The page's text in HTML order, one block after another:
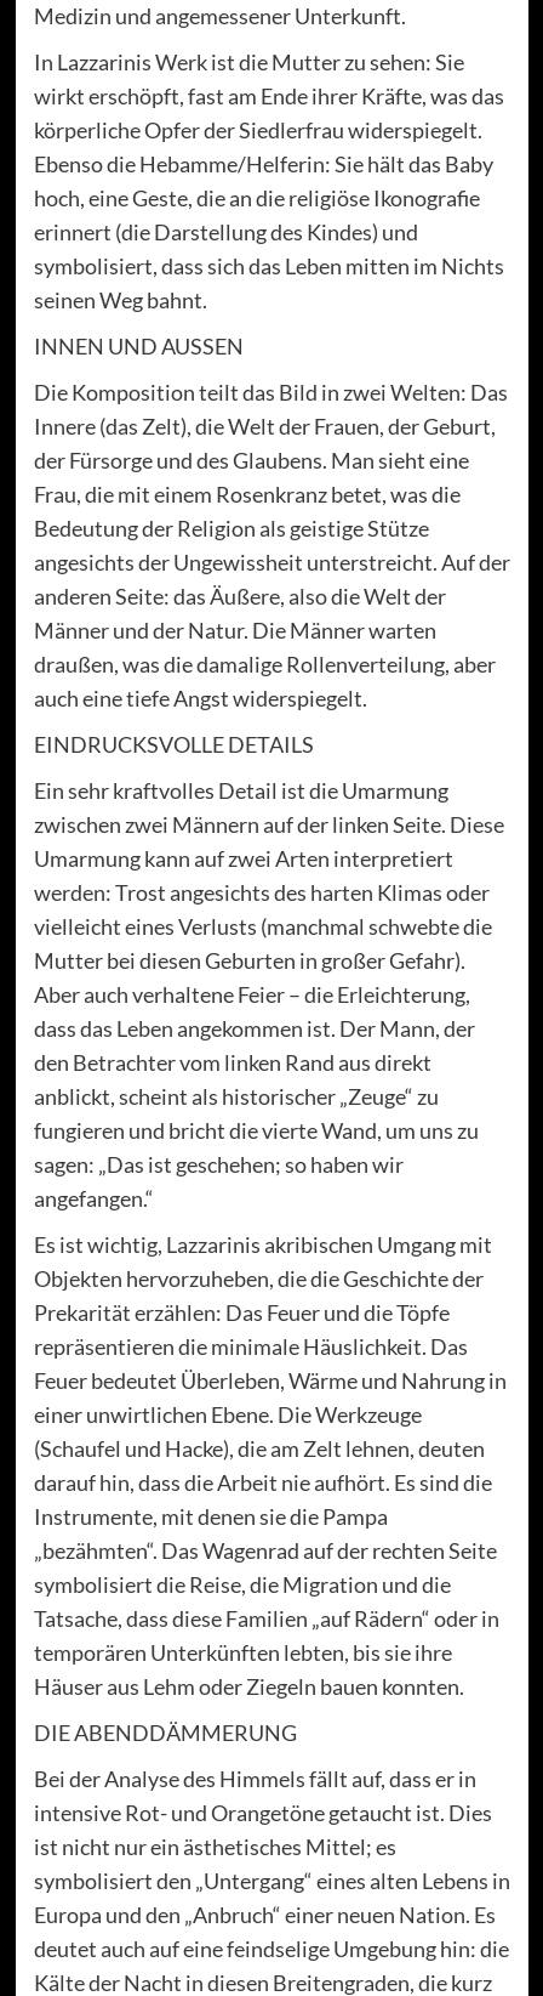
Medizin und angemessener Unterkunft.
In Lazzarinis Werk ist die Mutter zu sehen: Sie
wirkt erschöpft, fast am Ende ihrer Kräfte, was das
körperliche Opfer der Siedlerfrau widerspiegelt.
Ebenso die Hebamme/Helferin: Sie hält das Baby
hoch, eine Geste, die an die religiöse Ikonografie
erinnert (die Darstellung des Kindes) und
symbolisiert, dass sich das Leben mitten im Nichts
seinen Weg bahnt.
INNEN UND AUSSEN
Die Komposition teilt das Bild in zwei Welten: Das
Innere (das Zelt), die Welt der Frauen, der Geburt,
der Fürsorge und des Glaubens. Man sieht eine
Frau, die mit einem Rosenkranz betet, was die
Bedeutung der Religion als geistige Stütze
angesichts der Ungewissheit unterstreicht. Auf der
anderen Seite: das Äußere, also die Welt der
Männer und der Natur. Die Männer warten
draußen, was die damalige Rollenverteilung, aber
auch eine tiefe Angst widerspiegelt.
EINDRUCKSVOLLE DETAILS
Ein sehr kraftvolles Detail ist die Umarmung
zwischen zwei Männern auf der linken Seite. Diese
Umarmung kann auf zwei Arten interpretiert
werden: Trost angesichts des harten Klimas oder
vielleicht eines Verlusts (manchmal schwebte die
Mutter bei diesen Geburten in großer Gefahr).
Aber auch verhaltene Feier – die Erleichterung,
dass das Leben angekommen ist. Der Mann, der
den Betrachter vom linken Rand aus direkt
anblickt, scheint als historischer „Zeuge“ zu
fungieren und bricht die vierte Wand, um uns zu
sagen: „Das ist geschehen; so haben wir
angefangen.“
Es ist wichtig, Lazzarinis akribischen Umgang mit
Objekten hervorzuheben, die die Geschichte der
Prekarität erzählen: Das Feuer und die Töpfe
repräsentieren die minimale Häuslichkeit. Das
Feuer bedeutet Überleben, Wärme und Nahrung in
einer unwirtlichen Ebene. Die Werkzeuge
(Schaufel und Hacke), die am Zelt lehnen, deuten
darauf hin, dass die Arbeit nie aufhört. Es sind die
Instrumente, mit denen sie die Pampa
„bezähmten“. Das Wagenrad auf der rechten Seite
symbolisiert die Reise, die Migration und die
Tatsache, dass diese Familien „auf Rädern“ oder in
temporären Unterkünften lebten, bis sie ihre
Häuser aus Lehm oder Ziegeln bauen konnten.
DIE ABENDDÄMMERUNG
Bei der Analyse des Himmels fällt auf, dass er in
intensive Rot- und Orangetöne getaucht ist. Dies
ist nicht nur ein ästhetisches Mittel; es
symbolisiert den „Untergang“ eines alten Lebens in
Europa und den „Anbruch“ einer neuen Nation. Es
deutet auch auf eine feindselige Umgebung hin: die
Kälte der Nacht in diesen Breitengraden, die kurz